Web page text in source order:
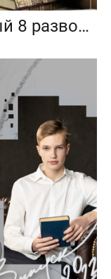
Пример Альбом Базовый 8 разворотов